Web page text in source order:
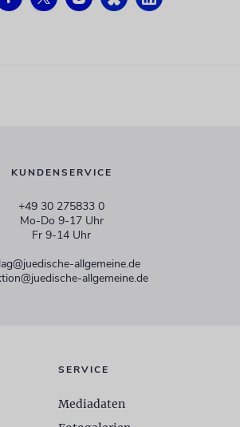
KUNDENSERVICE
+49 30 275833 0
Mo-Do 9-17 Uhr
Fr 9-14 Uhr
allgemeine.de
allgemeine.de
SERVICE
Mediadaten